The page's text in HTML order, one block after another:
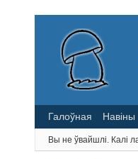
Галоўная Навіны
Вы не ўвайшлі. Калі